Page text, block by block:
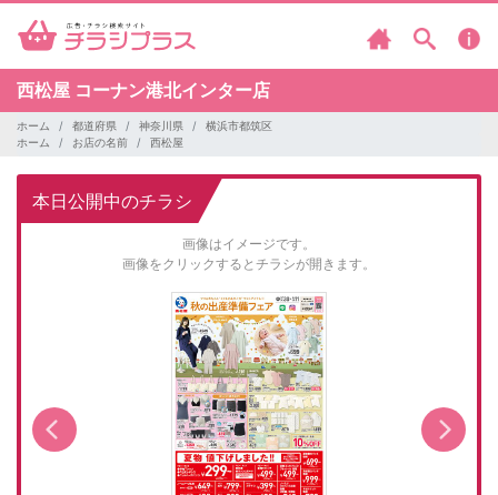
西松屋 コーナン港北インター店
ホーム 都道府県 神奈川県
横浜市都筑区
ホーム
お店の名前 西松屋
本日公開中のチラシ
画像はイメージです。
画像をクリックするとチラシが開きます。